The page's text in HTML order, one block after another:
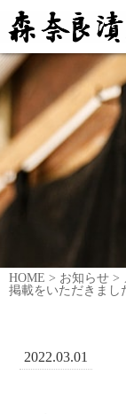
HOME > お知らせ >
掲載をいただきまし
2022.03.01